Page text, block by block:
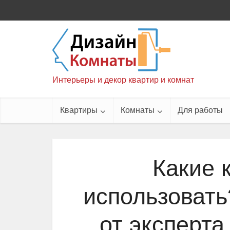
Интерьеры и декор квартир и комнат
Квартиры Комнаты Для работы
Какие
от